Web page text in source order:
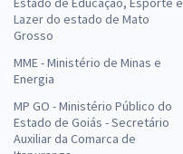
Lazer do estado de Mato
Grosso
MME - Ministério de Minas e
Energia
MP GO - Ministério Público do
Estado de Goiás - Secretário
Auxiliar da Comarca de